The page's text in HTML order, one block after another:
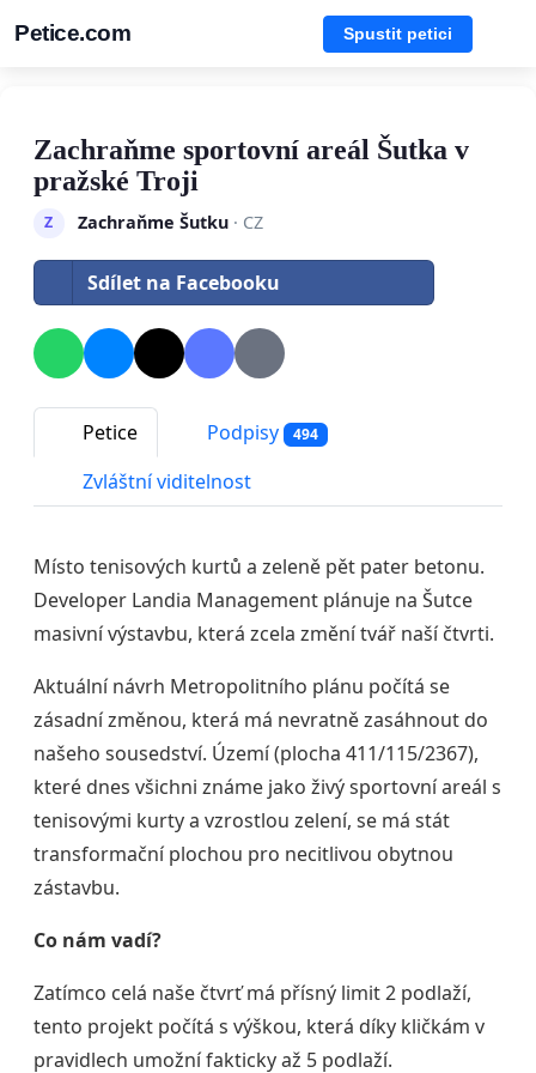
Petice.com Spustit petici
Zachraňme sportovní areál Šutka v
pražské Troji
Z Zachraňme Šutku· CZ
Sdílet na Facebooku
Petice Podpisy 494
Zvláštní viditelnost
Místo tenisových kurtů a zeleně pět pater betonu.
Developer Landia Management plánuje na Šutce
masivní výstavbu, která zcela změní tvář naší čtvrti.
Aktuální návrh Metropolitního plánu počítá se
zásadní změnou, která má nevratně zasáhnout do
našeho sousedství. Území (plocha 411/115/2367),
které dnes všichni známe jako živý sportovní areál s
tenisovými kurty a vzrostlou zelení, se má stát
transformační plochou pro necitlivou obytnou
zástavbu.
Co nám vadí?
Zatímco celá naše čtvrť má přísný limit 2 podlaží,
tento projekt počítá s výškou, která díky kličkám v
pravidlech umožní fakticky až 5 podlaží.